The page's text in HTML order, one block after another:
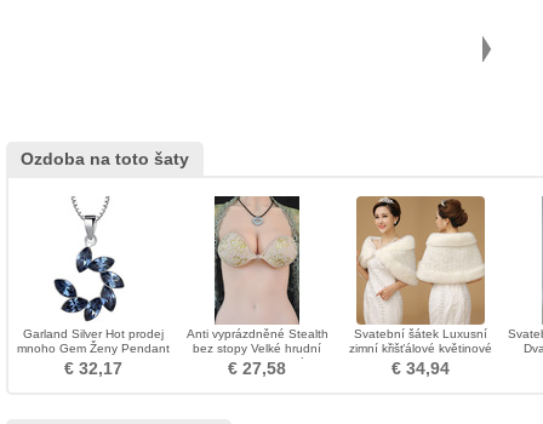
Ozdoba na toto šaty
Garland Silver Hot prodej
mnoho Gem Ženy Pendant
€ 32,17
Anti vyprázdněné Stealth
bez stopy Velké hrudní
pasta Neviditelná
podprsenka
€ 27,58
Svatební šátek Luxusní
zimní křišťálové květinové
borovice
€ 34,94